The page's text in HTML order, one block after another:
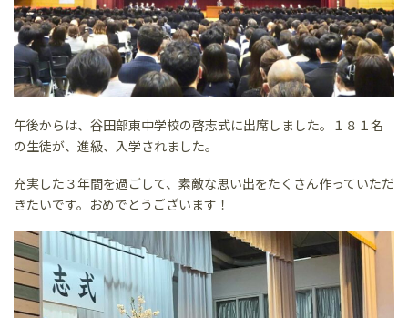
午後からは、谷田部東中学校の啓志式に出席しました。１８１名
の生徒が、進級、入学されました。
充実した３年間を過ごして、素敵な思い出をたくさん作っていただ
きたいです。おめでとうございます！